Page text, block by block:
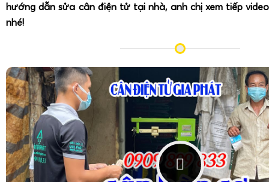
Đối với khách hàng đang tìm kiếm địa chỉmua cân sàn
tấn 3 tấn 5 tấn 10 tấn ở Cân Điện Tử Gia Phát, việc lựa
tín, có năng lực kỹ thuật và dịch vụ hậu mãi tốt là yếu tố
không chỉ cung cấp sản phẩm chính hãng, mà còn tư
đảm bảo cân phù hợp với đặc thù từng ngành nghề:cân
cân bao jumbo,
cân heo,cân bò, cân máy móc công nghiệp.
hướng dẫn sửa cân điện tử tại nhà, anh chị xem tiếp
nhé!